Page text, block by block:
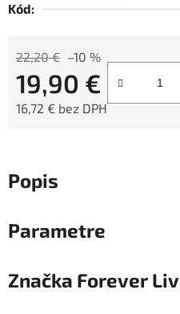
Kód:
22,20 € –10 %
19,90 €
16,72 € bez DPH
Popis
Parametre
Značka Forever